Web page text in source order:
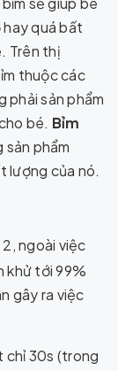
quá bất
Trên thị
thuộc các
phải sản phẩm
bé. Bỉm
phẩm
lượng của nó.
ngoài việc
khử tới 99%
gây ra việc
chỉ 30s (trong